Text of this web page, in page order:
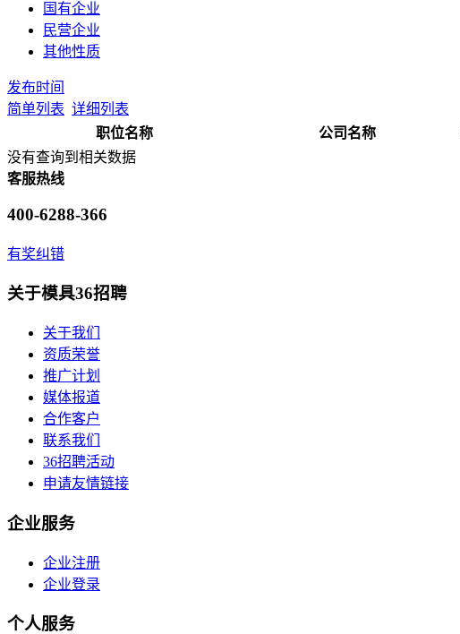
国有企业
民营企业
其他性质
发布时间
简单列表 详细列表
职位名称
公司名称
没有查询到相关数据
客服热线
400-6288-366
有奖纠错
关于模具36招聘
关于我们
资质荣誉
推广计划
媒体报道
合作客户
联系我们
36招聘活动
申请友情链接
企业服务
企业注册
企业登录
个人服务